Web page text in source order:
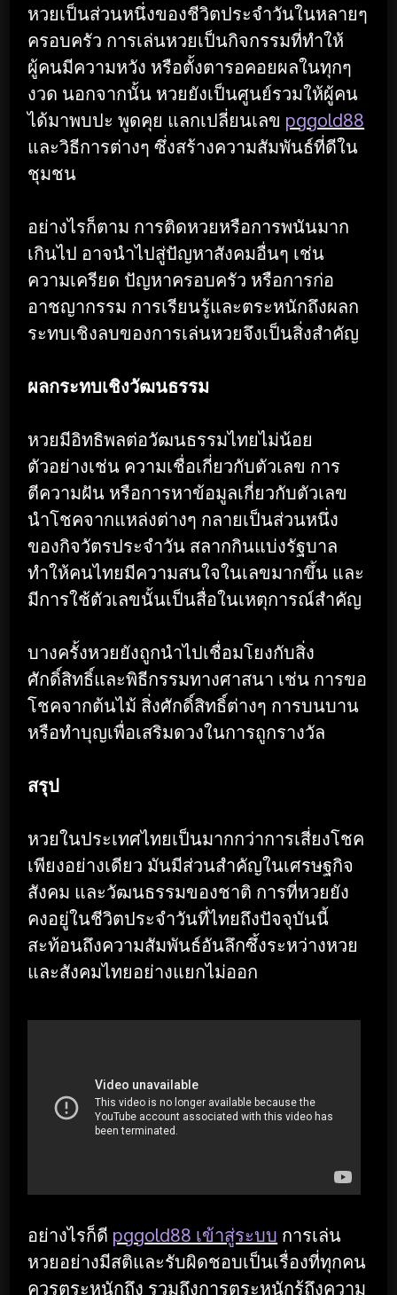
หวยเป็นส่วนหนึ่งของชีวิตประจำวันในหลายๆ
ครอบครัว การเล่นหวยเป็นกิจกรรมที่ทำให้
ผู้คนมีความหวัง หรือตั้งตารอคอยผลในทุกๆ
งวด นอกจากนั้น หวยยังเป็นศูนย์รวมให้ผู้คน
ได้มาพบปะ พูดคุย แลกเปลี่ยนเลข pggold88
และวิธีการต่างๆ ซึ่งสร้างความสัมพันธ์ที่ดีใน
ชุมชน
อย่างไรก็ตาม การติดหวยหรือการพนันมาก
เกินไป อาจนำไปสู่ปัญหาสังคมอื่นๆ เช่น
ความเครียด ปัญหาครอบครัว หรือการก่อ
อาชญากรรม การเรียนรู้และตระหนักถึงผลก
ระทบเชิงลบของการเล่นหวยจึงเป็นสิ่งสำคัญ
ผลกระทบเชิงวัฒนธรรม
หวยมีอิทธิพลต่อวัฒนธรรมไทยไม่น้อย
ตัวอย่างเช่น ความเชื่อเกี่ยวกับตัวเลข การ
ตีความฝัน หรือการหาข้อมูลเกี่ยวกับตัวเลข
นำโชคจากแหล่งต่างๆ กลายเป็นส่วนหนึ่ง
ของกิจวัตรประจำวัน สลากกินแบ่งรัฐบาล
ทำให้คนไทยมีความสนใจในเลขมากขึ้น และ
มีการใช้ตัวเลขนั้นเป็นสื่อในเหตุการณ์สำคัญ
บางครั้งหวยยังถูกนำไปเชื่อมโยงกับสิ่ง
ศักดิ์สิทธิ์และพิธีกรรมทางศาสนา เช่น การขอ
โชคจากต้นไม้ สิ่งศักดิ์สิทธิ์ต่างๆ การบนบาน
หรือทำบุญเพื่อเสริมดวงในการถูกรางวัล
สรุป
หวยในประเทศไทยเป็นมากกว่าการเสี่ยงโชค
เพียงอย่างเดียว มันมีส่วนสำคัญในเศรษฐกิจ
สังคม และวัฒนธรรมของชาติ การที่หวยยัง
คงอยู่ในชีวิตประจำวันที่ไทยถึงปัจจุบันนี้
สะท้อนถึงความสัมพันธ์อันลึกซึ้งระหว่างหวย
และสังคมไทยอย่างแยกไม่ออก
อย่างไรก็ดี pggold88 เข้าสู่ระบบ การเล่น
หวยอย่างมีสติและรับผิดชอบเป็นเรื่องที่ทุกคน
ควรตระหนักถึง รวมถึงการตระหนักรู้ถึงความ